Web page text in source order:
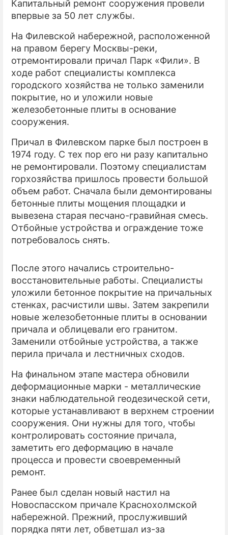
О ПРОЕКТЕ
Капитальный ремонт сооружения провели
впервые за 50 лет службы.
На Филевской набережной, расположенной
на правом берегу Москвы-реки,
отремонтировали причал Парк «Фили». В
ходе работ специалисты комплекса
городского хозяйства не только заменили
покрытие, но и уложили новые
железобетонные плиты в основание
сооружения.
Причал в Филевском парке был построен в
1974 году. С тех пор его ни разу капитально
не ремонтировали. Поэтому специалистам
горхозяйства пришлось провести большой
объем работ. Сначала были демонтированы
бетонные плиты мощения площадки и
вывезена старая песчано-гравийная смесь.
Отбойные устройства и ограждение тоже
потребовалось снять.
После этого начались строительно-
восстановительные работы. Специалисты
уложили бетонное покрытие на причальных
стенках, расчистили швы. Затем закрепили
новые железобетонные плиты в основании
причала и облицевали его гранитом.
Заменили отбойные устройства, а также
перила причала и лестничных сходов.
На финальном этапе мастера обновили
деформационные марки - металлические
знаки наблюдательной геодезической сети,
которые устанавливают в верхнем строении
сооружения. Они нужны для того, чтобы
контролировать состояние причала,
заметить его деформацию в начале
процесса и провести своевременный
ремонт.
Ранее был сделан новый настил на
Новоспасском причале Краснохолмской
набережной. Прежний, прослуживший
порядка пяти лет, обветшал из-за